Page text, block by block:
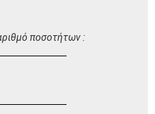
ποσοτήτων :